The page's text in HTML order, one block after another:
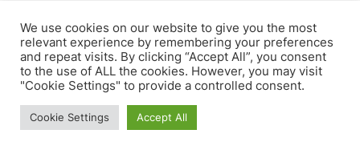
Präsenzunterricht und wahlweise
auchper Zoom im Videochat.
We use cookies on our website to give you the most
relevant experience by remembering your preferences
and repeat visits. By clicking “Accept All”, you consent
to the use of ALL the cookies. However, you may visit
"Cookie Settings" to provide a controlled consent.
Cookie Settings Accept All